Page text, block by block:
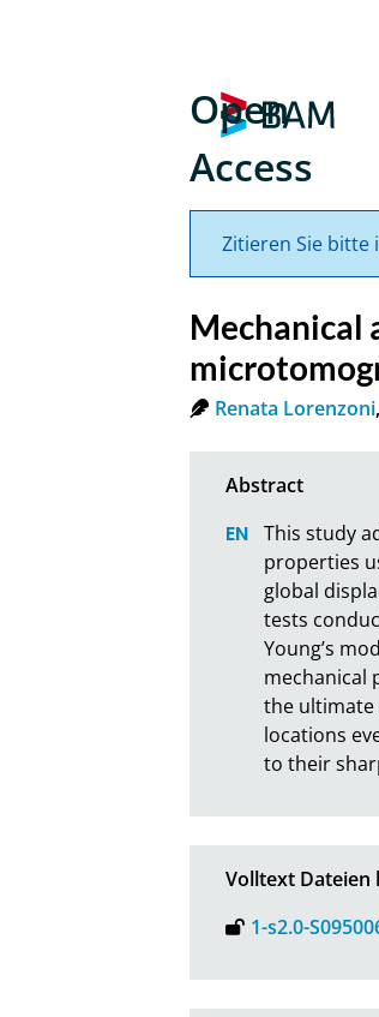
Open
Access
Zitieren Sie bitte
Mechanical
Renata Lorenzoni
This study
properties
global
tests
Young’s
mechanical
the ultimate
locations
to their
Volltext
1-s2.0-